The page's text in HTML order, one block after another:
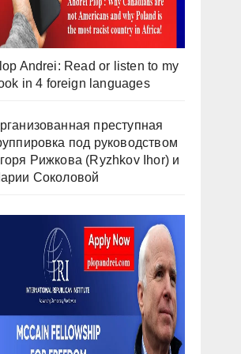
Andrei: Read or listen to my
in 4 foreign languages
преступная
под руководством
Рижкова (Ryzhkov Ihor) и
Соколовой